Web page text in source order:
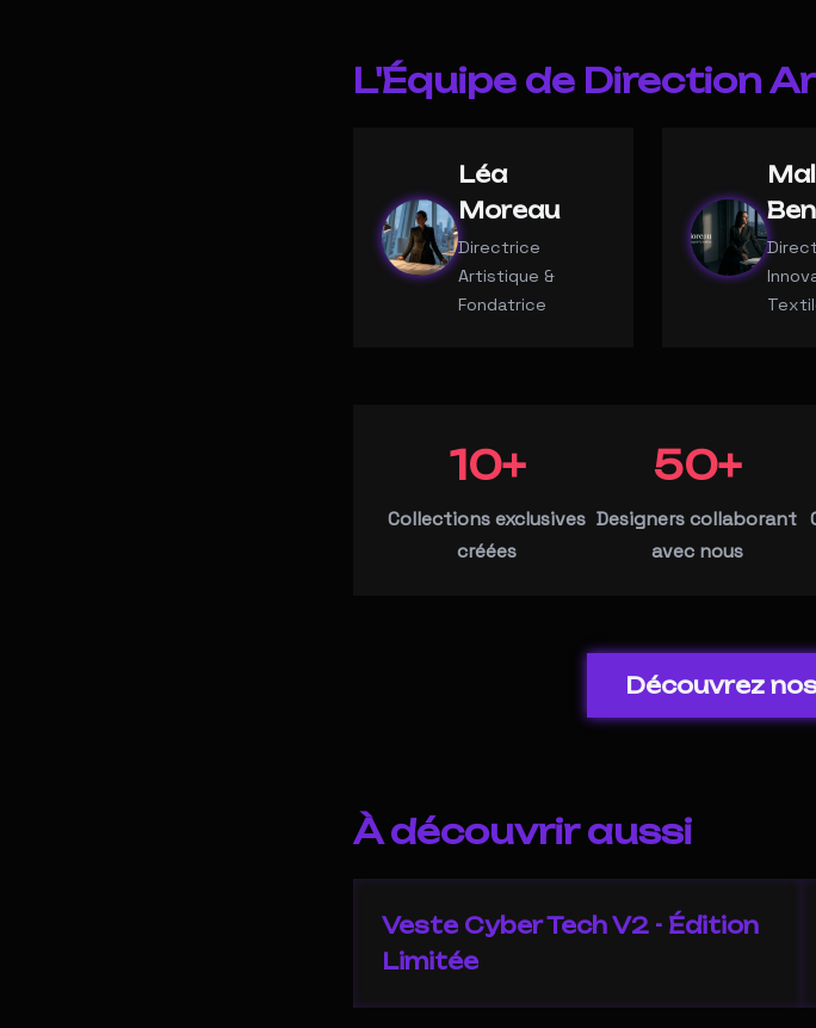
L'Équipe de Direction
Léa
Moreau
Directrice
Artistique &
Fondatrice
10+
Collections exclusives
créées
50+
Designers collaborant
avec nous
Découvrez
À découvrir aussi
Veste Cyber Tech V2 - Édition
Limitée